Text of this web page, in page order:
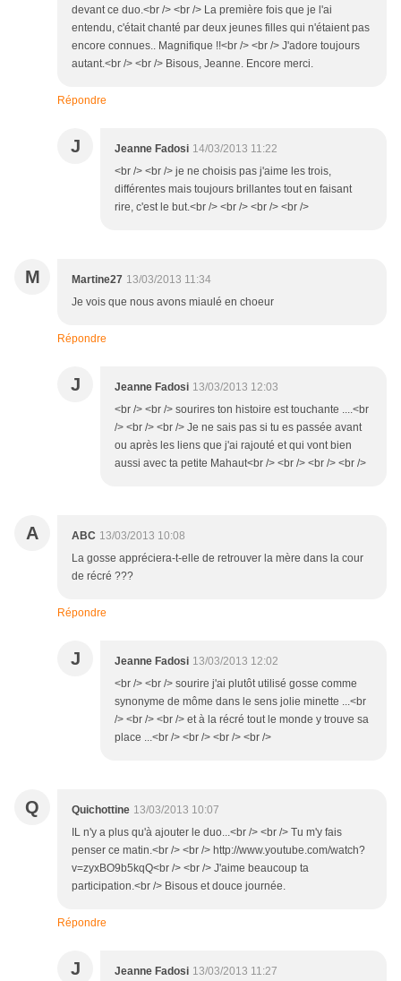
devant ce duo.<br /> <br /> La première fois que je l'ai
entendu, c'était chanté par deux jeunes filles qui n'étaient pas
encore connues.. Magnifique !!<br /> <br /> J'adore toujours
autant.<br /> <br /> Bisous, Jeanne. Encore merci.
Répondre
J Jeanne Fadosi 14/03/2013 11:22
<br /> <br /> je ne choisis pas j'aime les trois,
différentes mais toujours brillantes tout en faisant
rire, c'est le but.<br /> <br /> <br /> <br />
M Martine27 13/03/2013 11:34
Je vois que nous avons miaulé en choeur
Répondre
J Jeanne Fadosi 13/03/2013 12:03
<br /> <br /> sourires ton histoire est touchante ....<br
/> <br /> <br /> Je ne sais pas si tu es passée avant
ou après les liens que j'ai rajouté et qui vont bien
aussi avec ta petite Mahaut<br /> <br /> <br /> <br />
A ABC 13/03/2013 10:08
La gosse appréciera-t-elle de retrouver la mère dans la cour
de récré ???
Répondre
J Jeanne Fadosi 13/03/2013 12:02
<br /> <br /> sourire j'ai plutôt utilisé gosse comme
synonyme de môme dans le sens jolie minette ...<br
/> <br /> <br /> et à la récré tout le monde y trouve sa
place ...<br /> <br /> <br /> <br />
Q Quichottine 13/03/2013 10:07
IL n'y a plus qu'à ajouter le duo...<br /> <br /> Tu m'y fais
penser ce matin.<br /> <br /> http://www.youtube.com/watch?
v=zyxBO9b5kqQ<br /> <br /> J'aime beaucoup ta
participation.<br /> Bisous et douce journée.
Répondre
J Jeanne Fadosi 13/03/2013 11:27